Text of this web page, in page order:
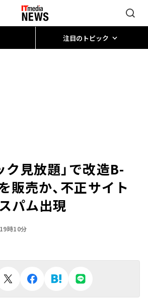
注目のトピック
ク見放題」で改造B-
販売か、不正サイト
パム出現
時10分